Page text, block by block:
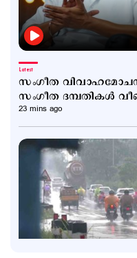
Latest
സംഗീത
സംഗീത ദമ്പതികള്‍
23 mins ago